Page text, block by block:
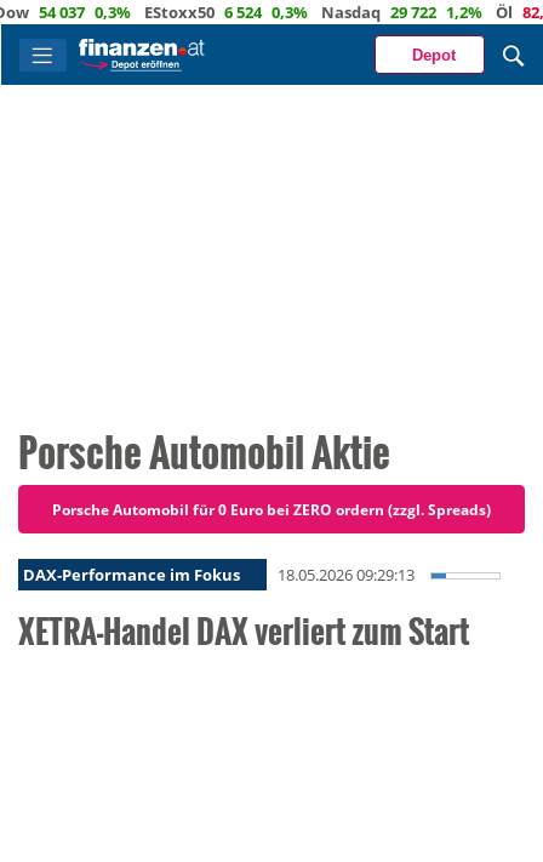
0,3% EStoxx50 6 524 0,3% Nasdaq 29 722 1,2% Öl 82,1 -
Depot
Porsche Automobil Aktie
Porsche Automobil für 0 Euro bei ZERO ordern (zzgl. Spreads)
DAX-Performance im Fokus 18.05.2026 09:29:13
XETRA-Handel DAX verliert zum Start